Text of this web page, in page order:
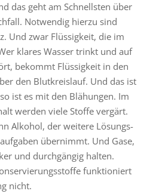
das geht am Schnellsten über
Notwendig hierzu sind
Und zwar Flüssigkeit, die im
klares Wasser trinkt und auf
bekommt Flüssigkeit in den
den Blutkreislauf. Und das ist
ist es mit den Blähungen. Im
werden viele Stoffe vergärt.
Alkohol, der weitere Lösungs-
übernimmt. Und Gase,
und durchgängig halten.
funktioniert
nicht.